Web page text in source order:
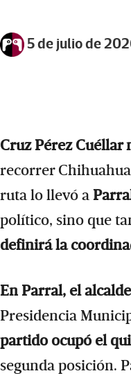
5 de julio de
Cruz Pérez
recorrer
ruta lo llevó a
político, sino que
definirá la
En Parral, el
Presidencia
partido ocupó el
segunda posición.